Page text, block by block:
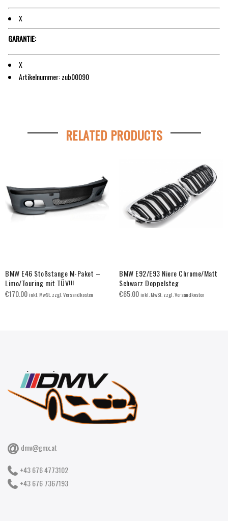
X
GARANTIE:
X
Artikelnummer: zub00090
RELATED PRODUCTS
BMW E46 Stoßstange M-Paket –
Limo/Touring mit TÜV!!!
€170.00inkl. MwSt. zzgl. Versandkosten
BMW E92/E93 Niere Chrome/Matt
Schwarz Doppelsteg
€65.00inkl. MwSt. zzgl. Versandkosten
dmv@gmx.at
+43 676 4773102
+43 676 7367193